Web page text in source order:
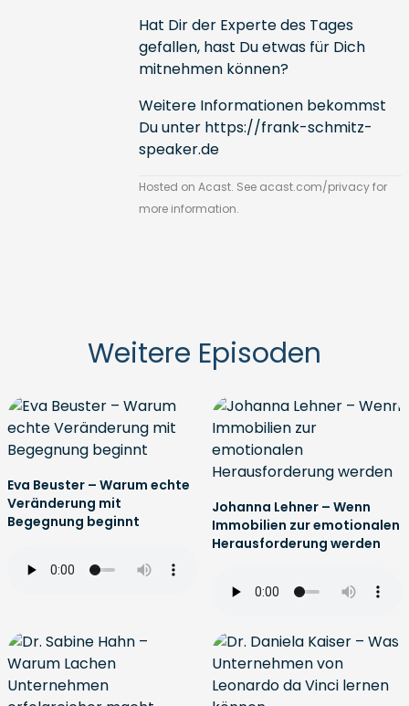
Hat Dir der Experte des Tages
gefallen, hast Du etwas für Dich
mitnehmen können?
Weitere Informationen bekommst
Du unter https://frank-schmitz-
speaker.de
Hosted on Acast. See acast.com/privacyfor
more information.
Weitere Episoden
Eva Beuster – Warum echte
Veränderung mit
Begegnung beginnt
Johanna Lehner – Wenn
Immobilien zur emotionalen
Herausforderung werden